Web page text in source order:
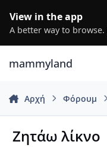
View in the app
A better way to browse.
mammyland
Αρχή Φόρουμ
Ζητάω λίκνο